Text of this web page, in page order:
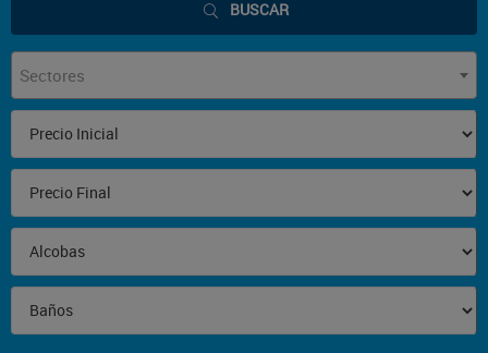
BUSCAR
Sectores